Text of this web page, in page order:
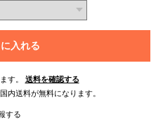
入れる
す。
送料を確認する
内送料が無料になります。
する